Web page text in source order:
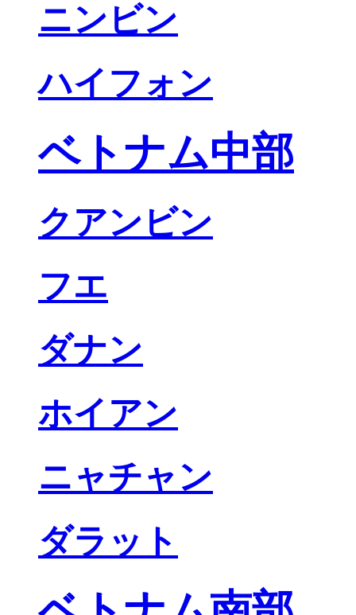
ニンビン
ハイフォン
ベトナム中部
クアンビン
フエ
ダナン
ホイアン
ニャチャン
ダラット